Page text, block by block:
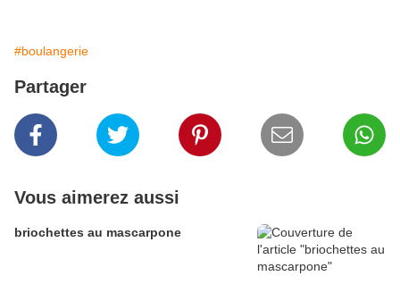
#boulangerie
Partager
Vous aimerez aussi
briochettes au mascarpone